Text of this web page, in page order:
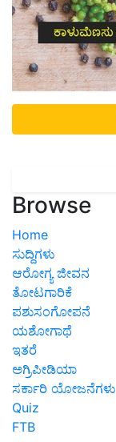
Browse
Home
ಸುದ್ದಿಗಳು
ಆರೋಗ್ಯ ಜೀವನ
ತೋಟಗಾರಿಕೆ
ಪಶುಸಂಗೋಪನೆ
ಯಶೋಗಾಥೆ
ಇತರೆ
ಅಗ್ರಿಪೀಡಿಯಾ
ಸರ್ಕಾರಿ ಯೋಜನೆಗಳು
Quiz
FTB